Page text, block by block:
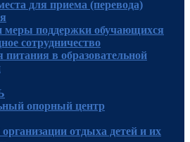
для приема (перевода)
меры поддержки обучающихся
сотрудничество
питания в образовательной
опорный центр
отдыха детей и их